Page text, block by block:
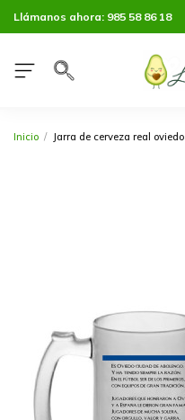
Llámanos ahora: 985 58 86 18
Inicio Jarra de cerveza real oviedo